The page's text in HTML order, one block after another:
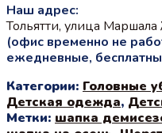
Наш адрес:
Тольятти, улица
(офис временно не
ежедневные,
Категории: Головные
Детская одежда,
Метки: шапка